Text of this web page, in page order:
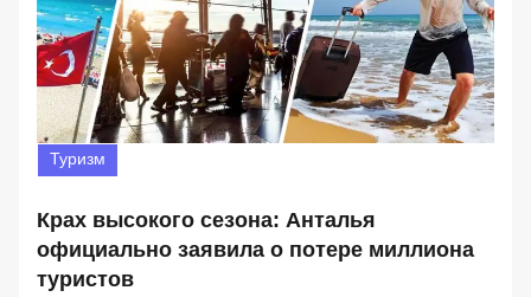
Туризм
Крах высокого сезона: Анталья
официально заявила о потере миллиона
туристов